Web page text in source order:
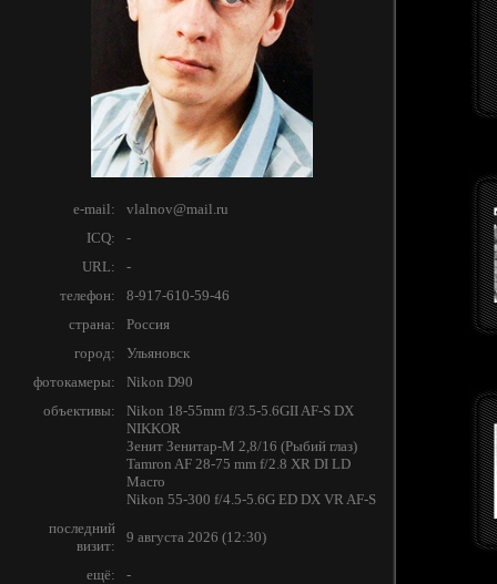
e-mail:
vlalnov@mail.ru
ICQ:
-
URL:
-
телефон:
8-917-610-59-46
страна:
Россия
город:
Ульяновск
фотокамеры:
Nikon D90
объективы:
Nikon 18-55mm f/3.5-5.6GII AF-S DX
NIKKOR
Зенит Зенитар-M 2,8/16 (Рыбий глаз)
Tamron AF 28-75 mm f/2.8 XR DI LD
Macro
Nikon 55-300 f/4.5-5.6G ED DX VR AF-S
последний
визит:
9 августа 2026 (12:30)
ещё:
-